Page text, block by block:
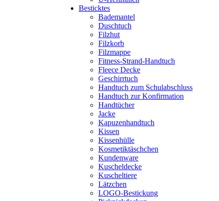
Besticktes
Bademantel
Duschtuch
Filzhut
Filzkorb
Filzmappe
Fitness-Strand-Handtuch
Fleece Decke
Geschirrtuch
Handtuch zum Schulabschluss
Handtuch zur Konfirmation
Handtücher
Jacke
Kapuzenhandtuch
Kissen
Kissenhülle
Kosmetiktäschchen
Kundenware
Kuscheldecke
Kuscheltiere
Lätzchen
LOGO-Bestickung